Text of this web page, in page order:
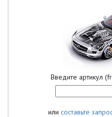
Введите артикул
или составьте